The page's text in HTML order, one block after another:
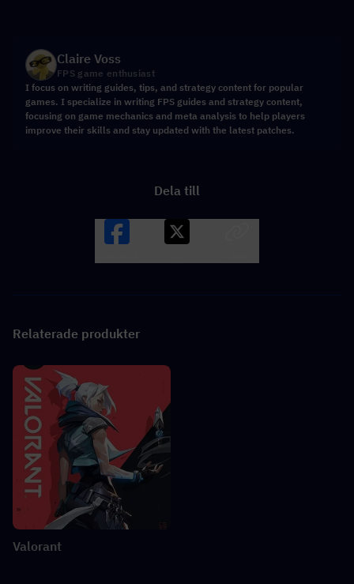
Claire Voss
FPS game enthusiast
I focus on writing guides, tips, and strategy content for popular
games. I specialize in writing FPS guides and strategy content,
focusing on game mechanics and meta analysis to help players
improve their skills and stay updated with the latest patches.
Dela till
Relaterade produkter
Valorant